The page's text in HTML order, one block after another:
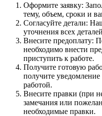
Оформите заявку:
тему, объем, сроки и
Согласуйте детали:
уточнения всех
Внесите предоплату:
необходимо внести
приступить к работе.
Получите готовую
получите
работой.
Внесите правки (при
замечания или
необходимые правки.